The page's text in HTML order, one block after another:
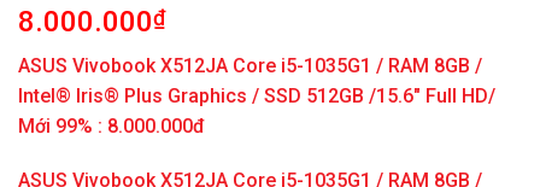
Rated5.00
out of 5
1
customer
rating
8.000.000₫
ASUS Vivobook X512JA Core i5-1035G1 / RAM 8GB /
Intel® Iris® Plus Graphics / SSD 512GB /15.6″ Full HD/
Mới 99% : 8.000.000đ
ASUS Vivobook X512JA Core i5-1035G1 / RAM 8GB /